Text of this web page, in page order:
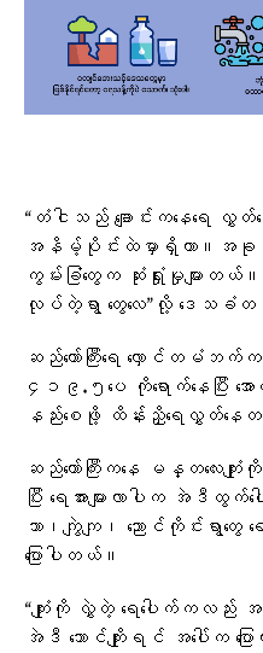
“တံငါသည် ချောင်းကနေရေ
အနိမ့်ပိုင်းထဲမှာရှိတာ။အခု မိုး
ကွမ်းခြံတွေက ဆုံးရှုံးမှုမျ
လုပ်တဲ့ရွာ တွေလေ”လို့ ဒေသခံတ
ဆည်တော်ကြီးရေ လှောင်တမံ
၄၁၉.၅ပေ ကိုရောက်နေပြီး အ
နည်းစေဖို့ ထိန်းညှိရေလွှတ်န
ဆည်တော်ကြီးကနေ မန္တလေး
ပြီး ရေအားများလာပါက
သာ၊ကျွဲကျ၊ ညောင်ကိုင်းရွ
ပြောပါတယ်။
“ကျုံးကို လွှဲတဲ့ ရေပေါက်ကလည်း
အဲဒီ ဘောင်ကျိုးရင် အပေါ်က ပြေ